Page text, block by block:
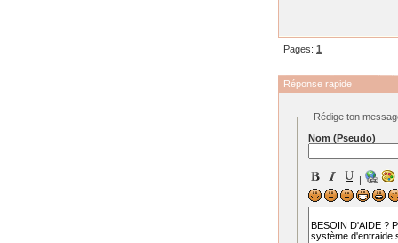
Pages: 1
Réponse rapide
Rédige ton
Nom (Pseudo)
|